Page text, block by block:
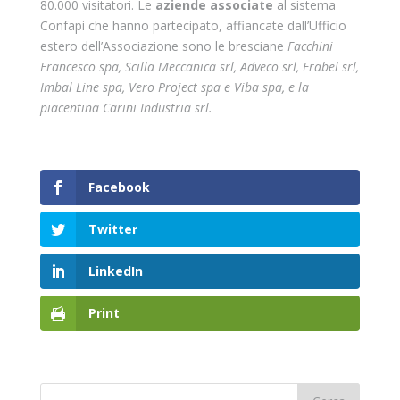
80.000 visitatori. Le aziende associate al sistema
Confapi che hanno partecipato, affiancate dall’Ufficio
estero dell’Associazione sono le bresciane Facchini
Francesco spa, Scilla Meccanica srl, Adveco srl, Frabel srl,
Imbal Line spa, Vero Project spa e Viba spa, e la
piacentina Carini Industria srl.
Facebook
Twitter
LinkedIn
Print